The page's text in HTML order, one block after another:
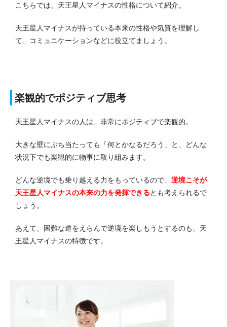
こちらでは、天王星人マイナスの性格について紹介。
天王星人マイナスが持っている本来の性格や気質を理解し
て、コミュニケーションなどに役立てましょう。
楽観的でポジティブ思考
天王星人マイナスの人は、非常にポジティブで楽観的。
大きな壁にぶち当たっても「何とかなるだろう」と、どんな
状況下でも楽観的に物事に取り組みます。
どんな逆境でも乗り越える力をもっているので、 逆境こそが
天王星人マイナスの本来の力を発揮できるとも考えられるで
しょう。
あえて、困難な道をえらんで逆境を楽しもうとするのも、天
王星人マイナスの特徴です。